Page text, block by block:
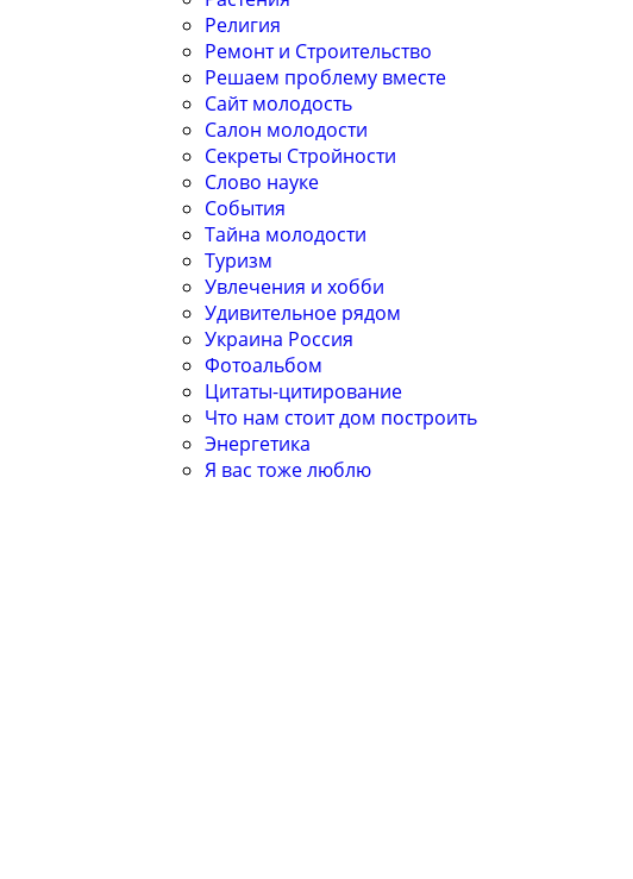
Религия
Ремонт и Строительство
Решаем проблему вместе
Сайт молодость
Салон молодости
Секреты Стройности
Слово науке
События
Тайна молодости
Туризм
Увлечения и хобби
Удивительное рядом
Украина Россия
Фотоальбом
Цитаты-цитирование
Что нам стоит дом построить
Энергетика
Я вас тоже люблю